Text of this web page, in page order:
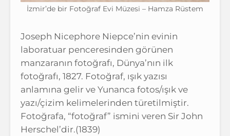
İzmir’de bir Fotoğraf Evi Müzesi – Hamza Rüstem
Joseph Nicephore Niepce’nin evinin
laboratuar penceresinden görünen
manzaranın fotoğrafı, Dünya’nın ilk
fotoğrafı, 1827. Fotoğraf, ışık yazısı
anlamına gelir ve Yunanca fotos/ışık ve
yazı/çizim kelimelerinden türetilmiştir.
Fotoğrafa, “fotoğraf” ismini veren Sir John
Herschel’dir.(1839)